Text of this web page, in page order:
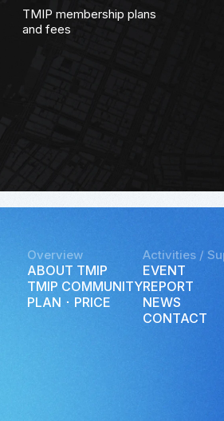
TMIP membership plans
and fees
Overview
ABOUT TMIP
TMIP COMMUNITY
PLAN ･ PRICE
Activities /
EVENT
REPORT
NEWS
CONTACT